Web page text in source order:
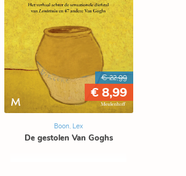
€ 22,99
€ 8,99
Boon, Lex
De gestolen Van Goghs